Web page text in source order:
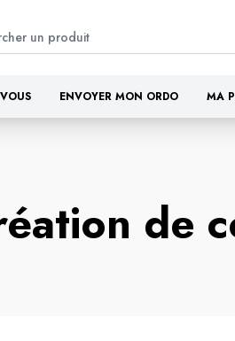
ENVOYER MON ORDO MA
de